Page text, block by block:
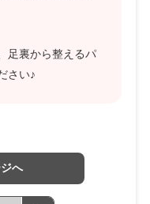
足裏から整えるパ
さい♪
へ